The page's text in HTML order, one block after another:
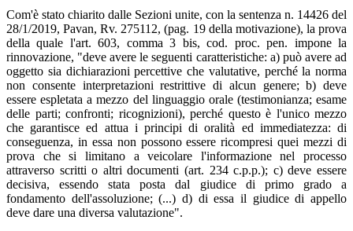
Com'è stato chiarito dalle Sezioni unite, con la sentenza n. 14426 del
28/1/2019, Pavan, Rv. 275112, (pag. 19 della motivazione), la prova
della quale l'art. 603, comma 3 bis, cod. proc. pen. impone la
rinnovazione, "deve avere le seguenti caratteristiche: a) può avere ad
oggetto sia dichiarazioni percettive che valutative, perché la norma
non consente interpretazioni restrittive di alcun genere; b) deve
essere espletata a mezzo del linguaggio orale (testimonianza; esame
delle parti; confronti; ricognizioni), perché questo è l'unico mezzo
che garantisce ed attua i principi di oralità ed immediatezza: di
conseguenza, in essa non possono essere ricompresi quei mezzi di
prova che si limitano a veicolare l'informazione nel processo
attraverso scritti o altri documenti (art. 234 c.p.p.); c) deve essere
decisiva, essendo stata posta dal giudice di primo grado a
fondamento dell'assoluzione; (...) d) di essa il giudice di appello
deve dare una diversa valutazione".